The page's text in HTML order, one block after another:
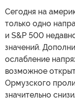
Сегодня на
только одно
и S&P 500
значений.
ослабление
возможное
Ормузского
значительно